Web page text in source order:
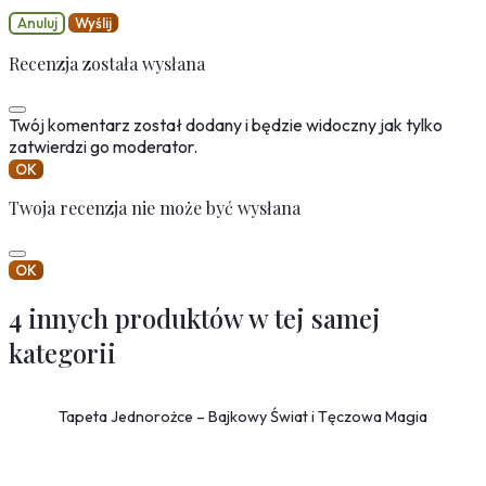
Anuluj Wyślij
Recenzja została wysłana
Twój komentarz został dodany i będzie widoczny jak tylko
zatwierdzi go moderator.
OK
Twoja recenzja nie może być wysłana
OK
4 innych produktów w tej samej
kategorii
Tapeta Jednorożce – Bajkowy Świat i Tęczowa Magia